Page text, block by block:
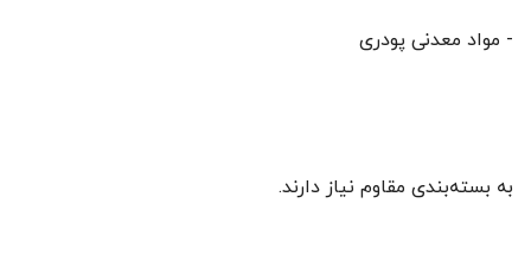
- مواد معدنی پودری
به بسته‌بندی مقاوم نیاز دارند.